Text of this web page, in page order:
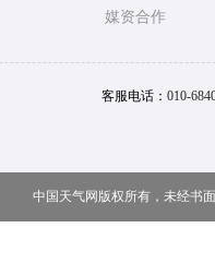
媒资合作
客服电话： 010-
中国天气网版权所有，未经